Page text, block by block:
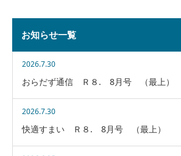
お知らせ一覧
2026.7.30
おらだず通信 Ｒ８. 8月号 （最上）
2026.7.30
快適すまい Ｒ８. 8月号 （最上）